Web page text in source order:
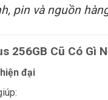
pin và nguồn
256GB Cũ Có Gì
đại